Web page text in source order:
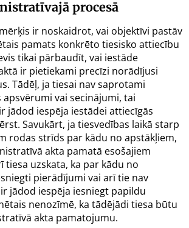
procesā
ir noskaidrot, vai objektīvi pastāv
pamats konkrēto tiesisko attiecību
tikai pārbaudīt, vai iestāde
ir pietiekami precīzi norādījusi
Tādēļ, ja tiesai nav saprotami
apsvērumi vai secinājumi, tai
jādod iespēja iestādei attiecīgās
Savukārt, ja tiesvedības laikā starp
rodas strīds par kādu no apstākļiem,
akta pamatā esošajiem
tiesa uzskata, ka par kādu no
pierādījumi vai arī tie nav
jādod iespēja iesniegt papildu
nenozīmē, ka tādējādi tiesa būtu
akta pamatojumu.